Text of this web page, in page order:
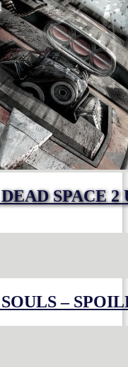
SPACE 2
–